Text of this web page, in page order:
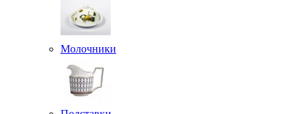
Молочники